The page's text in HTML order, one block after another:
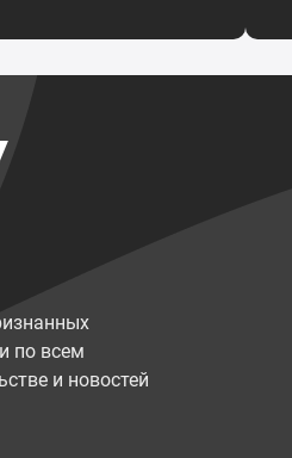
по всем
и новостей